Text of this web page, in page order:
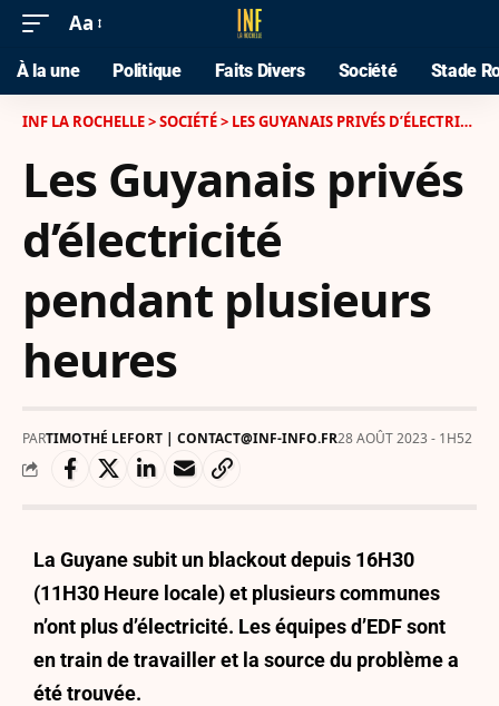
Aa
À la une Politique Faits Divers Société Stade
INF LA ROCHELLE>SOCIÉTÉ> LES GUYANAIS PRIVÉS D’ÉLECTRICITÉ PENDANT PLUSIEURS HEURES
Les Guyanais privés
d’électricité
pendant plusieurs
heures
PARTIMOTHÉ LEFORT | CONTACT@INF-INFO.FR28 AOÛT 2023 - 1H52
La Guyane subit un blackout depuis 16H30
(11H30 Heure locale) et plusieurs communes
n’ont plus d’électricité. Les équipes d’EDF sont
en train de travailler et la source du problème a
été trouvée.